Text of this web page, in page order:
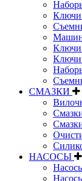
Ключи
Ключи
Ключи
СМАЗКИ
НАСОСЫ